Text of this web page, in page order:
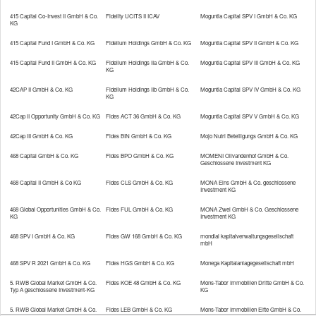
Verbindung übertragen.
Seite teilen:
Datenschutz
415 Capital Co-Invest II GmbH & Co.
KG
Fidelity UCITS II ICAV Moguntia Capital SPV I GmbH & Co. KG
415 Capital Fund I GmbH & Co. KG Fidelium Holdings GmbH & Co. KG Moguntia Capital SPV II GmbH & Co. KG
415 Capital Fund II GmbH & Co. KG
Fidelium Holdings IIa GmbH & Co.
KG
Moguntia Capital SPV III GmbH & Co. KG
42CAP II GmbH & Co. KG
Fidelium Holdings IIb GmbH & Co.
KG
Moguntia Capital SPV IV GmbH & Co. KG
42Cap II Opportunity GmbH & Co. KG Fides ACT 36 GmbH & Co. KG Moguntia Capital SPV V GmbH & Co. KG
42Cap III GmbH & Co. KG Fides BIN GmbH & Co. KG Mojo Nutri Beteiligungs GmbH & Co. KG
468 Capital GmbH & Co. KG Fides BPO GmbH & Co. KG
MOMENI Olivandenhof GmbH & Co.
Geschlossene Investment KG
468 Capital II GmbH & Co KG Fides CLS GmbH & Co. KG
MONA Eins GmbH & Co. geschlossene
Investment KG
468 Global Opportunities GmbH & Co.
KG
Fides FUL GmbH & Co. KG
MONA Zwei GmbH & Co. Geschlossene
Investment KG
468 SPV I GmbH & Co. KG Fides GW 168 GmbH & Co. KG
mondial kapitalverwaltungsgesellschaft
mbH
468 SPV R 2021 GmbH & Co. KG Fides HGS GmbH & Co. KG Monega Kapitalanlagegesellschaft mbH
5. RWB Global Market GmbH & Co.
Typ A geschlossene Investment-KG
Fides KOE 48 GmbH & Co. KG
Mons-Tabor Immobilien Dritte GmbH & Co.
KG
5. RWB Global Market GmbH & Co.
Fides LEB GmbH & Co. KG
Mons-Tabor Immobilien Elfte GmbH & Co.